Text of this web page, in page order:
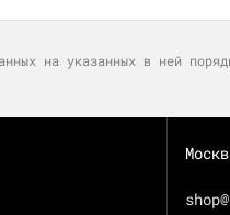
на указанных в ней